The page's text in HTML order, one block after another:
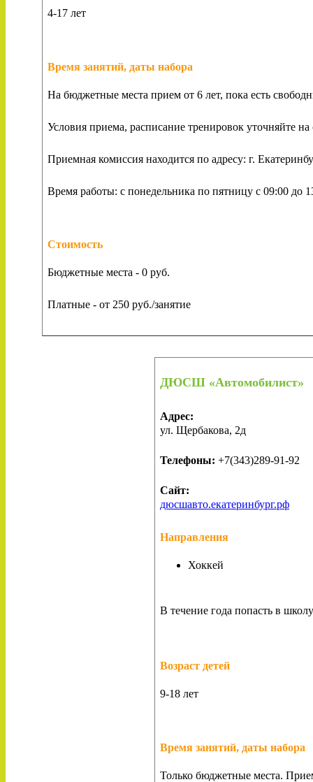
4-17 лет
Время занятий, даты набора
На бюджетные места прием от 6 лет, пока есть
Условия приема, расписание тренировок уточняйте
Приемная комиссия находится по адресу: г.
Время работы: с понедельника по пятницу с 09:00 до
Стоимость
Бюджетные места - 0 руб.
Платные - от 250 руб./занятие
ДЮСШ «Автомобилист»
Адрес:
ул. Щербакова, 2д
Телефоны: +7(343)289-91-92
Сайт:
дюсшавто.екатеринбург.рф
Направления
Хоккей
В течение года попасть в
Возраст детей
9-18 лет
Время занятий, даты набора
Только бюджетные места.